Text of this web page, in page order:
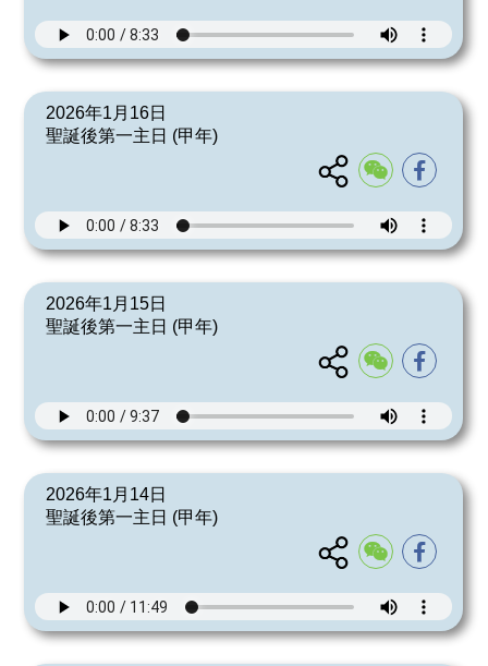
2026年1月16日
聖誕後第一主日 (甲年)
2026年1月15日
聖誕後第一主日 (甲年)
2026年1月14日
聖誕後第一主日 (甲年)